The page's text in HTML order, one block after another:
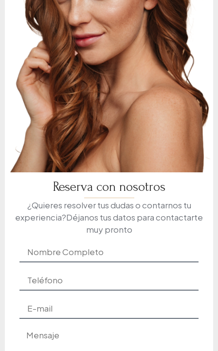
Reserva con nosotros
¿Quieres resolver tus dudas o contarnos tu
experiencia?Déjanos tus datos para contactarte
muy pronto